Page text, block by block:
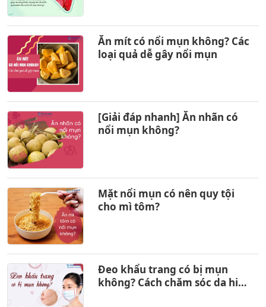
Ăn mít có nổi mụn không? Các
loại quả dễ gây nổi mụn
[Giải đáp nhanh] Ăn nhãn có
nổi mụn không?
Mặt nổi mụn có nên quy tội
cho mì tôm?
Đeo khẩu trang có bị mụn
không? Cách chăm sóc da hiệu